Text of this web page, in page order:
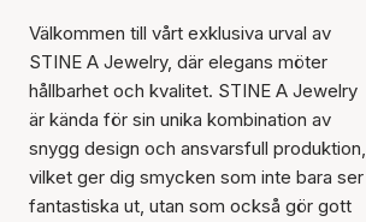
Välkommen till vårt exklusiva urval av
STINE A Jewelry, där elegans möter
hållbarhet och kvalitet. STINE A Jewelry
är kända för sin unika kombination av
snygg design och ansvarsfull produktion,
vilket ger dig smycken som inte bara ser
fantastiska ut, utan som också gör gott